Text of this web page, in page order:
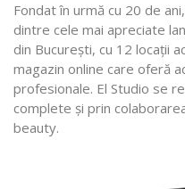
Fondat în urmă cu 20 de ani,
dintre cele mai apreciate
din București, cu 12 locații
magazin online care oferă
profesionale. El Studio se
complete și prin
beauty.